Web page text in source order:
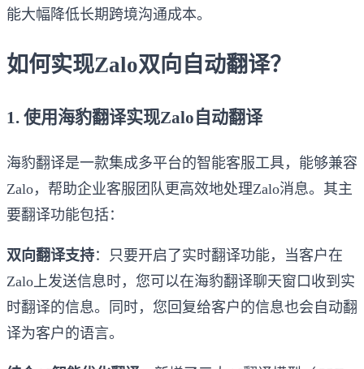
能大幅降低长期跨境沟通成本。
如何实现Zalo双向自动翻译？
1. 使用海豹翻译实现Zalo自动翻译
海豹翻译是一款集成多平台的智能客服工具，能够兼容
Zalo，帮助企业客服团队更高效地处理Zalo消息。其主
要翻译功能包括：
双向翻译支持：只要开启了实时翻译功能，当客户在
Zalo上发送信息时，您可以在海豹翻译聊天窗口收到实
时翻译的信息。同时，您回复给客户的信息也会自动翻
译为客户的语言。